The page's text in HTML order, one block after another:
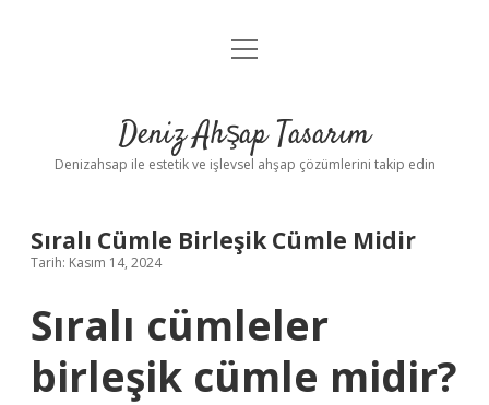
Anasayfa
Yasal Uyarı
menüyü
Deniz Ahşap Tasarım
Denizahsap ile estetik ve işlevsel ahşap çözümlerini takip edin
Sıralı Cümle Birleşik Cümle Midir
Tarih: Kasım 14, 2024
Sıralı cümleler
birleşik cümle midir?